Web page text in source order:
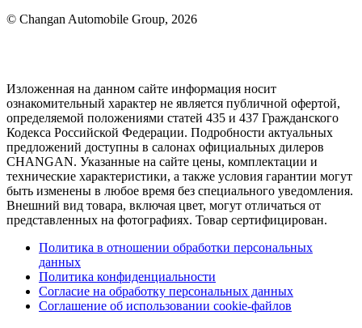
© Changan Automobile Group, 2026
Изложенная на данном сайте информация носит
ознакомительный характер не является публичной офертой,
определяемой положениями статей 435 и 437 Гражданского
Кодекса Российской Федерации. Подробности актуальных
предложений доступны в салонах официальных дилеров
CHANGAN. Указанные на сайте цены, комплектации и
технические характеристики, а также условия гарантии могут
быть изменены в любое время без специального уведомления.
Внешний вид товара, включая цвет, могут отличаться от
представленных на фотографиях. Товар сертифицирован.
Политика в отношении обработки персональных
данных
Политика конфиденциальности
Согласие на обработку персональных данных
Соглашение об использовании cookie-файлов